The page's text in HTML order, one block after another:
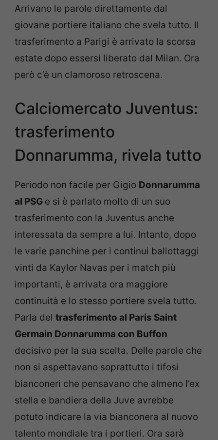
Arrivano le parole direttamente dal
giovane portiere italiano che svela tutto. Il
trasferimento a Parigi è arrivato la scorsa
estate dopo essersi liberato dal Milan. Ora
però c’è un clamoroso retroscena.
Calciomercato Juventus:
trasferimento
Donnarumma, rivela tutto
Periodo non facile per Gigio Donnarumma
al PSG e si è parlato molto di un suo
trasferimento con la Juventus anche
interessata da sempre a lui. Intanto, dopo
le varie panchine per i continui ballottaggi
vinti da Kaylor Navas per i match più
importanti, è arrivata ora maggiore
continuità e lo stesso portiere svela tutto.
Parla del trasferimento al Paris Saint
Germain Donnarumma con Buffon
decisivo per la sua scelta. Delle parole che
non si aspettavano soprattutto i tifosi
bianconeri che pensavano che almeno l’ex
stella e bandiera della Juve avrebbe
potuto indicare la via bianconera al nuovo
talento mondiale tra i portieri. Ora sarà